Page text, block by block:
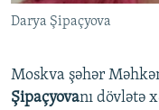
Darya Şipaçyova
Moskva şəhər
Şipaçyovanı dövlətə